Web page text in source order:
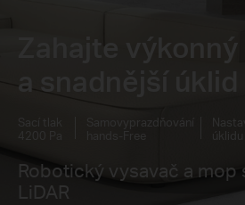
Zahajte výkonný
a snadnější úklid
Samovyprazdňování
hands-Free
úklidu
Robotický vysavač a mop
LiDAR